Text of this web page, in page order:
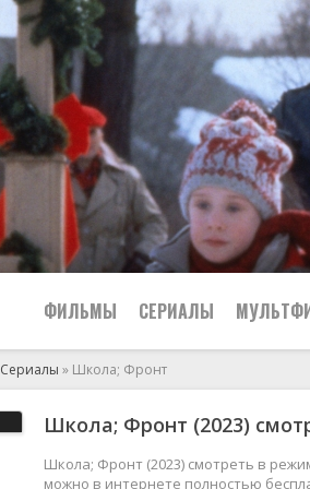
ФИЛЬМЫ
2024
СЕРИАЛЫ
Сериалы » Школа; Фронт
Школа; Фронт (2023)
Школа; Фронт (2023) смотреть в
можно в интернете полностью